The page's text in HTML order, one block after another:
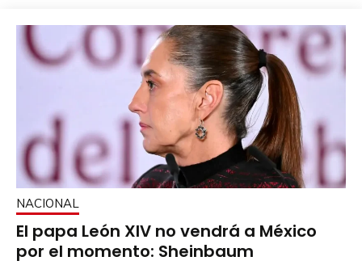
NACIONAL
El papa León XIV no vendrá a México
por el momento: Sheinbaum